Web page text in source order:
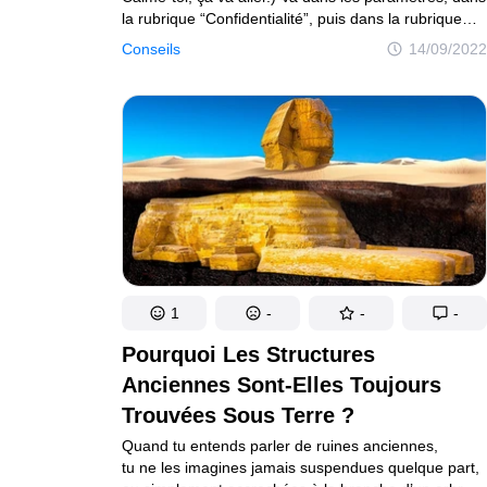
Conseils 14/09/2022
la rubrique “Confidentialité”, puis dans la rubrique
“Services de localisation”, fais défiler la page vers
le bas, appuie sur “Services système” et choisis
seulement où tu habites, mais aussi où tu travailles,
où se trouve ton supermarché préféré et d’autres
endroits que tu visites fréquemment. Si cela te met
mal à l’aise, il suffit de le désactiver. Le multitâche
ne décharge pas ta batterie tant que les applications
en arrière-plan ne sont pas vraiment actives, comme
elles le font avec la géolocalisation ou le lecteur
de musique. Si, pour une raison quelconque,
tu ne veux pas fermer les applications en veille,
Pourquoi Les Structures
Anciennes Sont-Elles Toujours
Trouvées Sous Terre ?
Quand tu entends parler de ruines anciennes,
tu ne les imagines jamais suspendues quelque part,
1 - - -